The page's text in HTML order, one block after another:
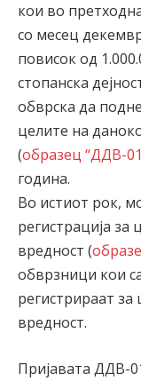
кои во
со месец
повисок од
стопанска
обврска да
целите на
(образец “ДДВ-
година.
Во истиот рок,
регистрација
вредност (
обврзници кои
регистрираат
вредност.
Пријавата ДДВ-